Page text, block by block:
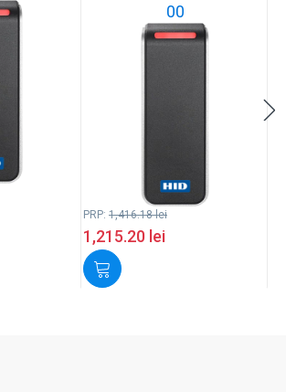
00
PRP: 1,416.18lei
1,215.20 lei